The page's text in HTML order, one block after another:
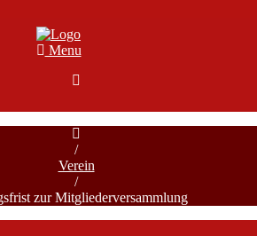
Menu

/
Verein
/
zur Mitgliederversammlung